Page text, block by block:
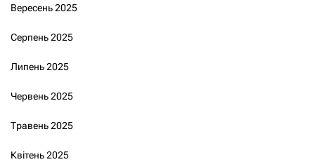
Вересень 2025
Серпень 2025
Липень 2025
Червень 2025
Травень 2025
Квітень 2025